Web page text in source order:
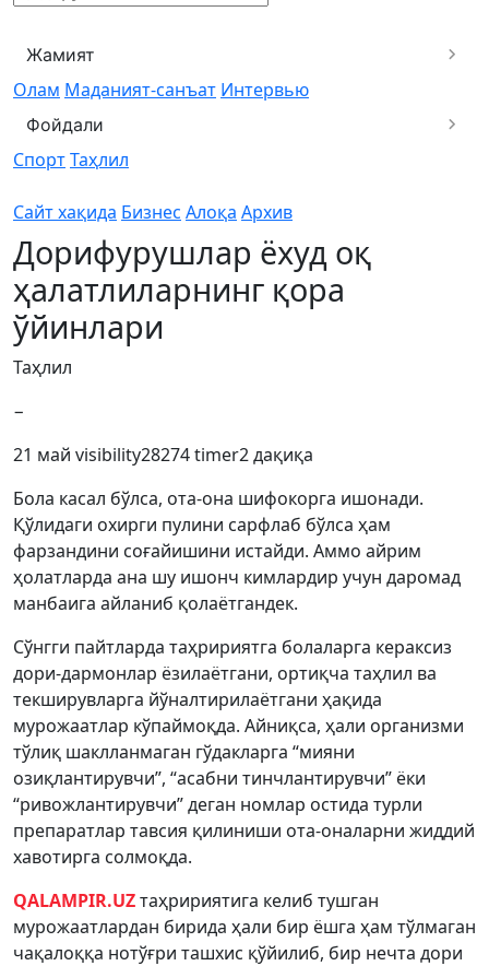
Жамият
Олам Маданият-санъат Интервью
Фойдали
СпортТаҳлил
Сайт хақида Бизнес Алоқа Архив
Дорифурушлар ёхуд оқ
ҳалатлиларнинг қора
ўйинлари
Таҳлил
−
21 май visibility28274timer2 дақиқа
Бола касал бўлса, ота-она шифокорга ишонади.
Қўлидаги охирги пулини сарфлаб бўлса ҳам
фарзандини соғайишини истайди. Аммо айрим
ҳолатларда ана шу ишонч кимлардир учун даромад
манбаига айланиб қолаётгандек.
Сўнгги пайтларда таҳририятга болаларга кераксиз
дори-дармонлар ёзилаётгани, ортиқча таҳлил ва
текширувларга йўналтирилаётгани ҳақида
мурожаатлар кўпаймоқда. Айниқса, ҳали организми
тўлиқ шаклланмаган гўдакларга “мияни
озиқлантирувчи”, “асабни тинчлантирувчи” ёки
“ривожлантирувчи” деган номлар остида турли
препаратлар тавсия қилиниши ота-оналарни жиддий
хавотирга солмоқда.
QALAMPIR.UZтаҳририятига келиб тушган
мурожаатлардан бирида ҳали бир ёшга ҳам тўлмаган
чақалоққа нотўғри ташхис қўйилиб, бир нечта дори